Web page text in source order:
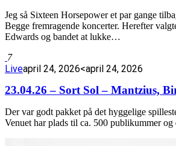
Jeg så Sixteen Horsepower et par gange
Begge fremragende koncerter. Herefter
Edwards og bandet at lukke…
7
Liveapril 24, 2026<april 24, 2026
23.04.26 – Sort Sol – Mantzius,
Der var godt pakket på det hyggelige
Venuet har plads til ca. 500 publikummer